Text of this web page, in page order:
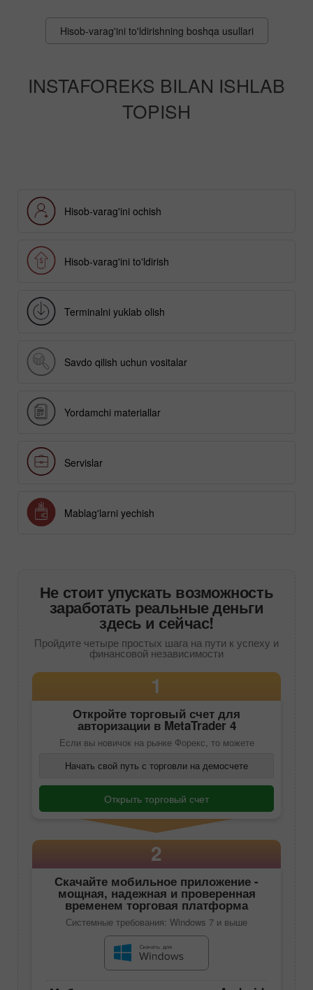
Hisob-varag'ini to'ldirishning boshqa usullari
INSTAFOREKS BILAN ISHLAB
TOPISH
Hisob-varag'ini ochish
Hisob-varag'ini to'ldirish
Terminalni yuklab olish
Savdo qilish uchun vositalar
Yordamchi materiallar
Servislar
Mablag'larni yechish
Не стоит упускать возможность
заработать реальные деньги
здесь и сейчас!
Пройдите четыре простых шага на пути к успеху и
финансовой независимости
1
Откройте торговый счет для
авторизации в MetaTrader 4
Если вы новичок на рынке Форекс, то можете
Начать свой путь с торговли на демосчете
Открыть торговый счет
2
Скачайте мобильное приложение -
мощная, надежная и проверенная
временем торговая платформа
Системные требования: Windows 7 и выше